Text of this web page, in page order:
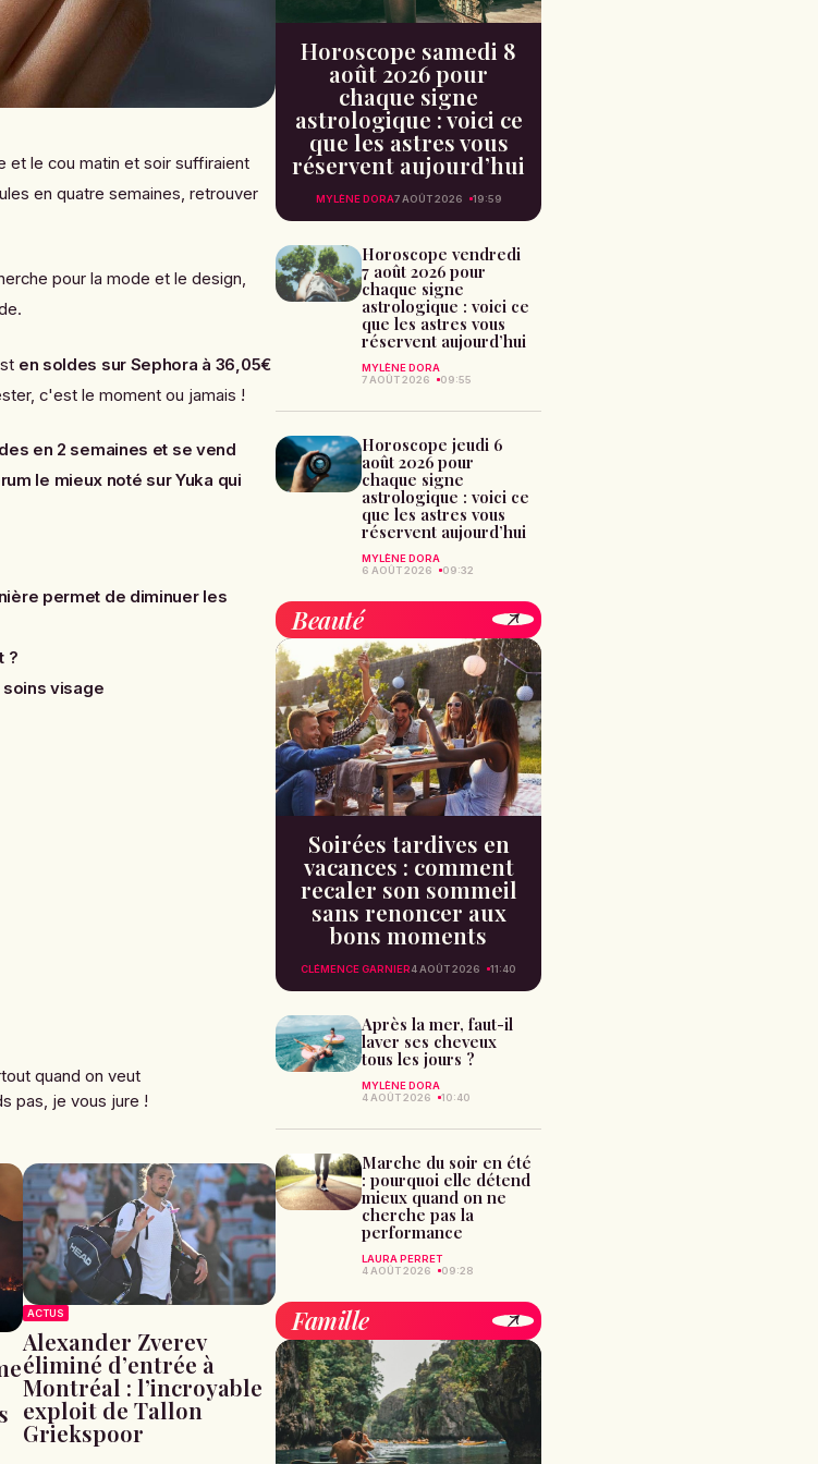
et le cou matin et soir suffiraient
en quatre semaines, retrouver
pour la mode et le design,
en soldes sur Sephora à 36,05€
c'est le moment ou jamais !
en 2 semaines et se vend
le mieux noté sur Yuka qui
permet de diminuer les
?
visage
quand on veut
pas, je vous jure !
ACTUS
Alexander Zverev
éliminé d’entrée à
Montréal : l’incroyable
exploit de Tallon
Griekspoor
Horoscope samedi 8
août 2026 pour
chaque signe
astrologique : voici ce
que les astres vous
réservent aujourd’hui
MYLÈNE DORA7 AOÛT 2026 19:59
Horoscope vendredi
7 août 2026 pour
chaque signe
astrologique : voici ce
que les astres vous
réservent aujourd’hui
MYLÈNE DORA
7 AOÛT 2026
09:55
Horoscope jeudi 6
août 2026 pour
chaque signe
astrologique : voici ce
que les astres vous
réservent aujourd’hui
MYLÈNE DORA
6 AOÛT 2026
09:32
Beauté
Soirées tardives en
vacances : comment
recaler son sommeil
sans renoncer aux
bons moments
CLÉMENCE GARNIER4 AOÛT 2026 11:40
Après la mer, faut-il
laver ses cheveux
tous les jours ?
MYLÈNE DORA
4 AOÛT 2026
10:40
Marche du soir en été
: pourquoi elle détend
mieux quand on ne
cherche pas la
performance
LAURA PERRET
4 AOÛT 2026
09:28
Famille